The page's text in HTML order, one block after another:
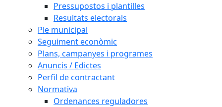
Pressupostos i plantilles
Resultats electorals
Ple municipal
Seguiment econòmic
Plans, campanyes i programes
Anuncis / Edictes
Perfil de contractant
Normativa
Ordenances reguladores